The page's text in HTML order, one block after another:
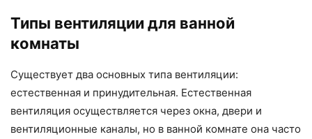
Типы вентиляции для ванной
комнаты
Существует два основных типа вентиляции:
естественная и принудительная. Естественная
вентиляция осуществляется через окна, двери и
вентиляционные каналы, но в ванной комнате она часто